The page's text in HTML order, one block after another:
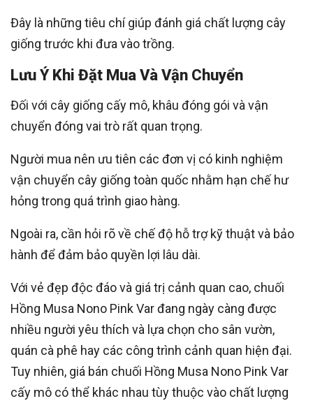
Đây là những tiêu chí giúp đánh giá chất lượng cây
giống trước khi đưa vào trồng.
Lưu Ý Khi Đặt Mua Và Vận Chuyển
Đối với cây giống cấy mô, khâu đóng gói và vận
chuyển đóng vai trò rất quan trọng.
Người mua nên ưu tiên các đơn vị có kinh nghiệm
vận chuyển cây giống toàn quốc nhằm hạn chế hư
hỏng trong quá trình giao hàng.
Ngoài ra, cần hỏi rõ về chế độ hỗ trợ kỹ thuật và bảo
hành để đảm bảo quyền lợi lâu dài.
Với vẻ đẹp độc đáo và giá trị cảnh quan cao, chuối
Hồng Musa Nono Pink Var đang ngày càng được
nhiều người yêu thích và lựa chọn cho sân vườn,
quán cà phê hay các công trình cảnh quan hiện đại.
Tuy nhiên, giá bán chuối Hồng Musa Nono Pink Var
cấy mô có thể khác nhau tùy thuộc vào chất lượng